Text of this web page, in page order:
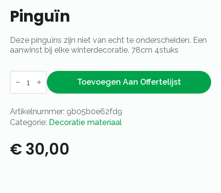
Pinguïn
Deze pinguïns zijn niet van echt te onderscheiden. Een
aanwinst bij elke winterdecoratie. 78cm 4stuks
Pinguïn
aantal
Toevoegen Aan Offertelijst
Artikelnummer: 9b05b0e62fd9
Categorie: Decoratie materiaal
€ 30,00